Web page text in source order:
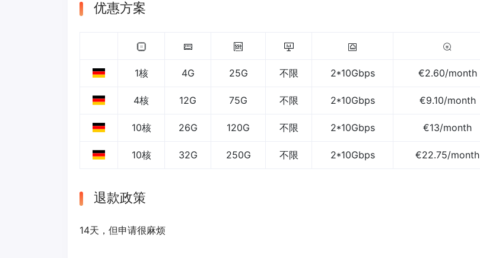
优惠方案
1核 4G 25G 不限 2*10Gbps €2.60/month
4核 12G 75G 不限 2*10Gbps €9.10/month
10核 26G 120G 不限 2*10Gbps €13/month
10核 32G 250G 不限 2*10Gbps €22.75/month
退款政策
14天，但申请很麻烦